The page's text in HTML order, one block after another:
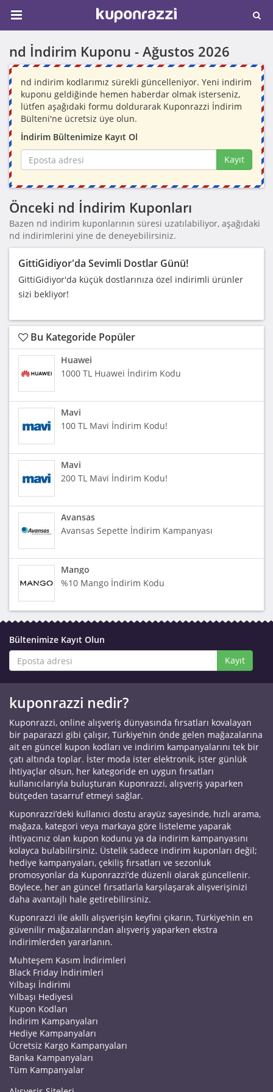
nd İndirim Kuponu - Ağustos 2026
nd indirim kodlarımız sürekli güncelleniyor. Yeni indirim
kuponu geldiğinde hemen haberdar olmak isterseniz,
lütfen aşağıdaki formu doldurarak Kuponrazzi İndirim
Bülteni'ne ücretsiz üye olun.
İndirim Bültenimize Kayıt Ol
Kayıt
Önceki nd İndirim Kuponları
Bazen nd indirim kuponlarının süresi uzatılabiliyor, aşağıdaki
nd indirimlerini yine de deneyebilirsiniz.
GittiGidiyor'da Sevimli Dostlar Günü!
GittiGidiyor'da küçük dostlarınıza özel indirimli ürünler
sizi bekliyor!
Bu Kategoride Popüler
Huawei
1000 TL Huawei İndirim Kodu
Mavi
100 TL Mavi İndirim Kodu!
Mavi
200 TL Mavi İndirim Kodu!
Avansas
Avansas Sepette İndirim Kampanyası
Mango
%10 Mango İndirim Kodu
Bültenimize Kayıt Olun
Kayıt
kuponrazzi nedir?
Kuponrazzi, online alışveriş dünyasında fırsatları kovalayan
bir paparazzi gibi çalışır, Türkiye’nin önde gelen mağazalarına
ait en güncel kupon kodları ve indirim kampanyalarını tek bir
çatı altında toplar. İster moda ister elektronik, ister günlük
ihtiyaçlar olsun, her kategoride en uygun fırsatları
kullanıcılarıyla buluşturan Kuponrazzi, alışveriş yaparken
bütçeden tasarruf etmeyi sağlar.
Kuponrazzi’deki kullanıcı dostu arayüz sayesinde, hızlı arama,
mağaza, kategori veya markaya göre listeleme yaparak
ihtiyacınız olan kupon kodunu ya da indirim kampanyasını
kolayca bulabilirsiniz. Üstelik sadece indirim kuponları değil;
hediye kampanyaları, çekiliş fırsatları ve sezonluk
promosyonlar da Kuponrazzi’de düzenli olarak güncellenir.
Böylece, her an güncel fırsatlarla karşılaşarak alışverişinizi
daha avantajlı hale getirebilirsiniz.
Kuponrazzi ile akıllı alışverişin keyfini çıkarın, Türkiye’nin en
güvenilir mağazalarından alışveriş yaparken ekstra
indirimlerden yararlanın.
Muhteşem Kasım İndirimleri
Black Friday İndirimleri
Yılbaşı İndirimi
Yılbaşı Hediyesi
Kupon Kodları
İndirim Kampanyaları
Hediye Kampanyaları
Ücretsiz Kargo Kampanyaları
Banka Kampanyaları
Tüm Kampanyalar